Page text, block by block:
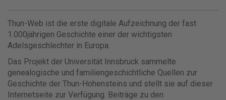
Thun-Web ist die erste digitale Aufzeichnung der fast
1.000jährigen Geschichte einer der wichtigsten
Adelsgeschlechter in Europa.
Das Projekt der Universität Innsbruck sammelte
genealogische und familiengeschichtliche Quellen zur
Geschichte der Thun-Hohensteins und stellt sie auf dieser
Internetseite zur Verfügung. Beiträge zu den